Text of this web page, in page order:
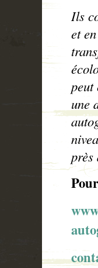
Ils
et
peut
une
près